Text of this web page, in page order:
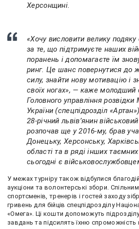
Херсонщині.
«Хочу висловити велику подяку
за те, що підтримуєте наших
поранень і допомагаєте їм
ринг. Це шанс повернутися до
силу, знайти нову мотивацію і
своїх ногах», — каже молодший
Головного управління розвідки
України (спецпідрозділ
28-річний львівʼянин
розпочав ще у 2016-му, брав
Донецьку, Херсонську,
області та в ряді інших
сьогодні є
У межах турніру також відбулися
аукціони та волонтерські збори.
спортсменів, тренерів і гостей заходу
гривень для бійців спецпідрозділу
«Омега». Ці кошти допоможуть
завдань та підсилять їхню спроможність